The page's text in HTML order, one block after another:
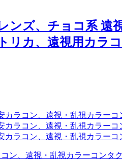
ズ、チョコ系 遠
カ、遠視用カラ
ラコン、遠視・乱視カラー
ラコン、遠視・乱視カラーコ
ラコン、遠視・乱視カラー
ン、遠視・乱視カラーコンタ